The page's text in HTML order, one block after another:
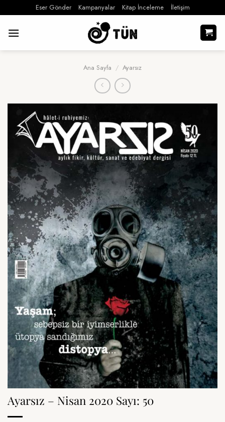
atla
Eser Gönder Kampanyalar Kitap İnceleme İletişim
Ana Sayfa / Ayarsız
Ayarsız – Nisan 2020 Sayı: 50